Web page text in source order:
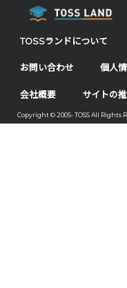
TOSSランドについて
お問い合わせ 個人
会社概要 サイトの
Copyright © 2005- TOSS All Rights